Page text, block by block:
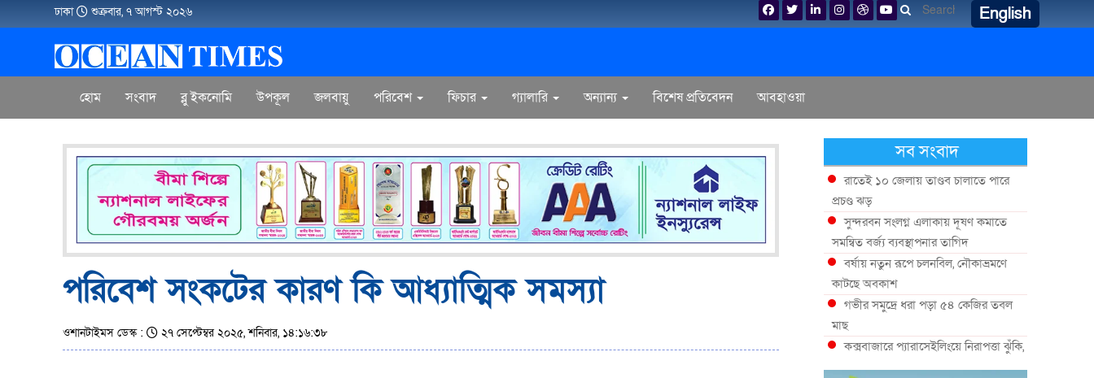
ঢাকা শুক্রবার, ৭ আগস্ট ২০২৬ English
হোম সংবাদ ব্লু ইকনোমি উপকূল জলবায়ু পরিবেশ ফিচার গ্যালারি অন্যান্য বিশেষ প্রতিবেদন আবহাওয়া
পরিবেশ সংকটের কারণ কি আধ্যাত্মিক সমস্যা
ওশানটাইমস ডেস্ক : ২৭ সেপ্টেম্বর ২০২৫, শনিবার, ১৪:১৬:৩৮
সব সংবাদ
রাতেই ১০ জেলায় তাণ্ডব চালাতে পারে
প্রচণ্ড ঝড়
সুন্দরবন সংলগ্ন এলাকায় দূষণ কমাতে
সমন্বিত বর্জ্য ব্যবস্থাপনার তাগিদ
বর্ষায় নতুন রূপে চলনবিল, নৌকাভ্রমণে
কাটছে অবকাশ
গভীর সমুদ্রে ধরা পড়া ৫৪ কেজির তবল
মাছ
কক্সবাজারে প্যারাসেইলিংয়ে নিরাপত্তা ঝুঁকি,
নেই স্থায়ী পদক্ষেপ